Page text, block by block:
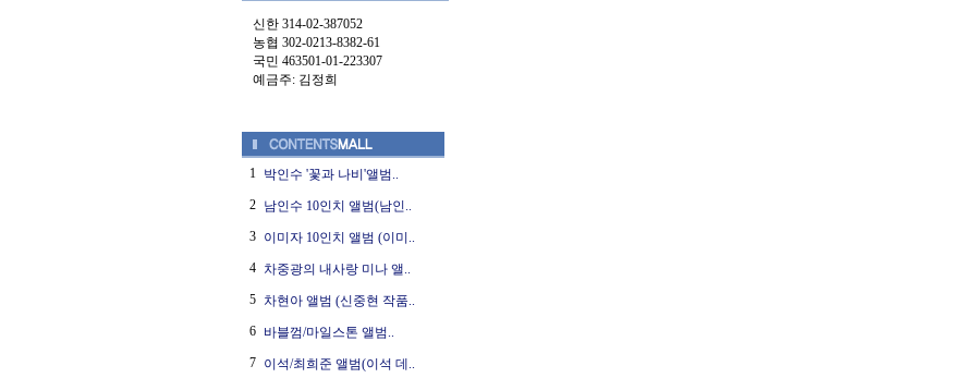
신한 314-02-387052
농협 302-0213-8382-61
국민 463501-01-223307
예금주: 김정희
1 박인수 '꽃과 나비'앨범..
2 남인수 10인치 앨범(남인..
3 이미자 10인치 앨범 (이미..
4 차중광의 내사랑 미나 앨..
5 차현아 앨범 (신중현 작품..
6 바블껌/마일스톤 앨범..
7 이석/최희준 앨범(이석 데..